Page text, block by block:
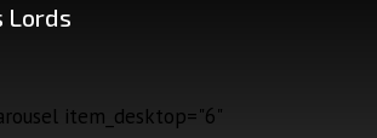
Lords
item_desktop="6"